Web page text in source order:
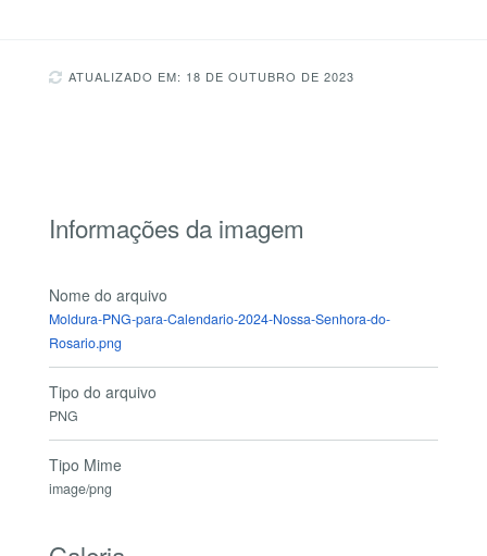
ATUALIZADO EM: 18 DE OUTUBRO DE 2023
Informações da imagem
Nome do arquivo
Moldura-PNG-para-Calendario-2024-Nossa-Senhora-do-
Rosario.png
Tipo do arquivo
PNG
Tipo Mime
image/png